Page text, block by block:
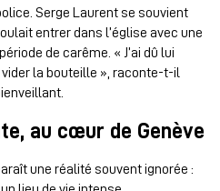
Serge Laurent se souvient
entrer dans l’église avec une
de carême. « J’ai dû lui
la bouteille », raconte-t-il
au cœur de Genève
une réalité souvent ignorée :